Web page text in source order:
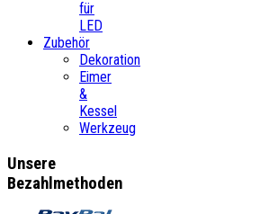
für
LED
Zubehör
Dekoration
Eimer
&
Kessel
Werkzeug
Unsere
Bezahlmethoden